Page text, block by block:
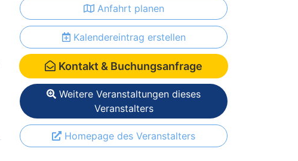
Anfahrt planen
Kalendereintrag erstellen
Kontakt & Buchungsanfrage
Weitere Veranstaltungen dieses
Veranstalters
Homepage des Veranstalters